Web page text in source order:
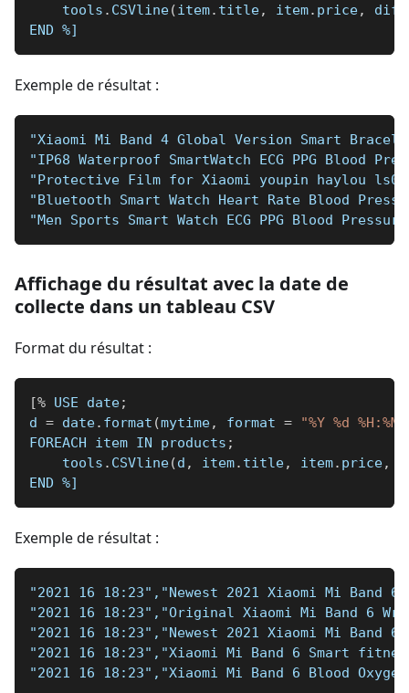
    tools
. CSVline(item. title, item. price, diff
END %]
Exemple de résultat :
"Xiaomi Mi Band 4 Global Version Smart
"IP68 Waterproof SmartWatch ECG PPG Blood
"Protective Film for Xiaomi youpin haylou
"Bluetooth Smart Watch Heart Rate Blood
"Men Sports Smart Watch ECG PPG Blood
Affichage du résultat avec la date de
collecte dans un tableau CSV
Format du résultat :
[% USE date;
d = date. format (mytime, format = "%Y %d %H:%M"
FOREACH item IN products ;
    tools
. CSVline(d , item. title, item. price,
END %]
Exemple de résultat :
"2021 16 18:23","Newest 2021 Xiaomi Mi Band
"2021 16 18:23","Original Xiaomi Mi Band 6
"2021 16 18:23","Newest 2021 Xiaomi Mi Band
"2021 16 18:23","Xiaomi Mi Band 6 Smart
"2021 16 18:23","Xiaomi Mi Band 6 Blood